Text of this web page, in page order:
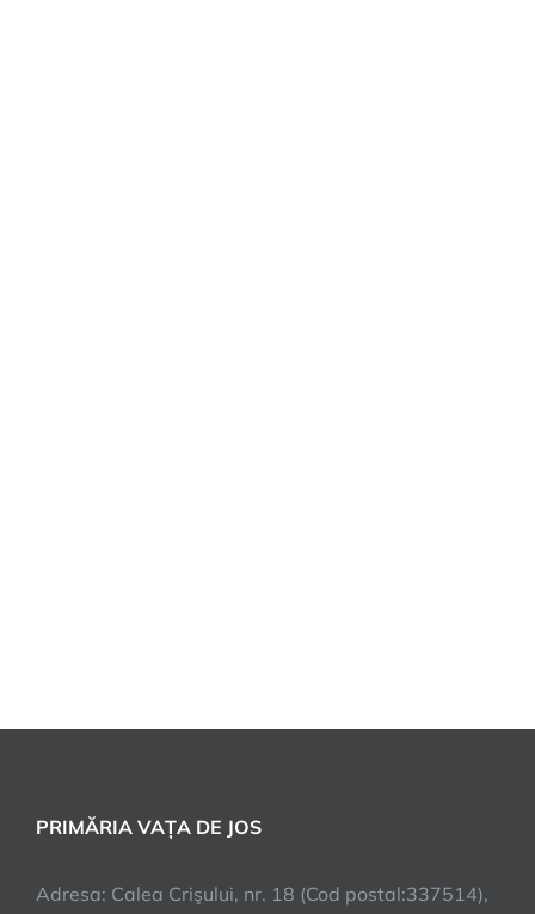
PRIMĂRIA VAȚA DE JOS
Adresa: Calea Crişului, nr. 18 (Cod postal:337514),